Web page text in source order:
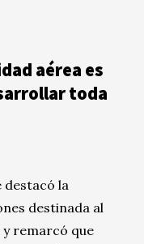
aérea es
toda
destacó la
destinada al
remarcó que